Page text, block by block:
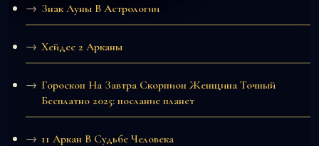
Знак Луны В Астрологии
Хейдес 2 Арканы
Гороскоп На Завтра Скорпион Женщина Точный
Бесплатно 2025: послание планет
11 Аркан В Судьбе Человека